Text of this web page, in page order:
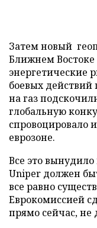
Затем новый
Ближнем Востоке
энергетические
боевых
на газ
глобальную
спровоцировало
еврозоне.
Все это
Uniper должен
все равно
Еврокомиссией
прямо сейчас, не